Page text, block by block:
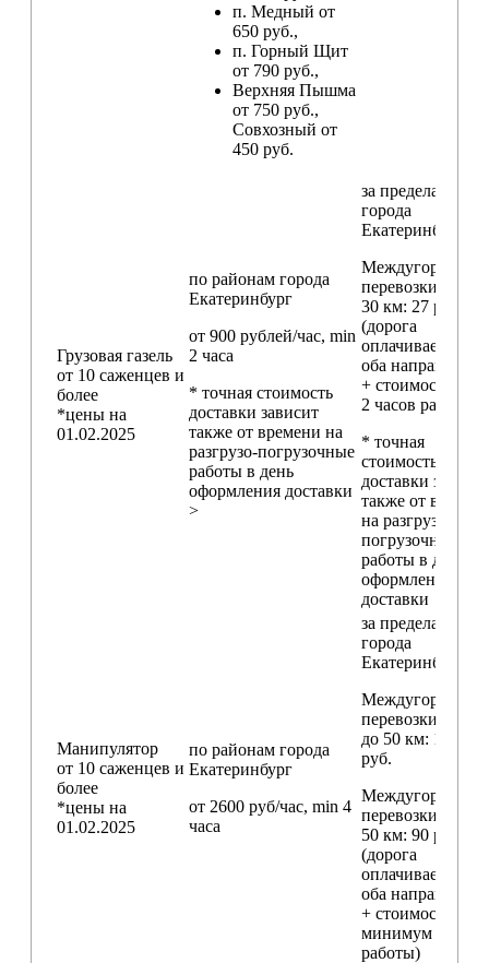
п. Медный от
650 руб.,
п. Горный Щит
от 790 руб.,
Верхняя Пышма
от 750 руб.,
Совхозный от
450 руб.
Грузовая газель
от 10 саженцев и
более
*цены на
01.02.2025
по районам города
Екатеринбург
от 900 рублей/час, min
2 часа
* точная стоимость
доставки зависит
также от времени на
разгрузо-погрузочные
работы в день
оформления доставки
>
за пределами
города
Екатеринбург
Междугородние
перевозки
30 км: 27 руб./км
(дорога
оплачивается в
оба направления
+ стоимость min
2 часов работы)
* точная
стоимость
доставки
также от
на разгрузо-
погрузочные
работы в день
оформления
доставки
Манипулятор
от 10 саженцев и
более
*цены на
01.02.2025
по районам города
Екатеринбург
от 2600 руб/час, min 4
часа
за пределами
города
Екатеринбург
Междугородние
перевозки
до 50 км: 18 000
руб.
Междугородние
перевозки
50 км: 90 руб./км
(дорога
оплачивается в
оба направления
+ стоимость
минимум 4
работы)